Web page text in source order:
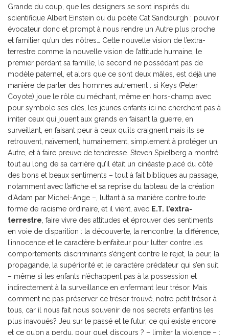
Grande du coup, que les designers se sont inspirés du
scientifique Albert Einstein ou du poète Cat Sandburgh : pouvoir
évocateur donc et prompt à nous rendre un Autre plus proche
et familier qu’un des nôtres… Cette nouvelle vision de l’extra-
terrestre comme la nouvelle vision de l’attitude humaine, le
premier perdant sa famille, le second ne possédant pas de
modèle paternel, et alors que ce sont deux mâles, est déjà une
manière de parler des hommes autrement : si Keys (Peter
Coyote) joue le rôle du méchant, même en hors-champ avec
pour symbole ses clés, les jeunes enfants ici ne cherchent pas à
imiter ceux qui jouent aux grands en faisant la guerre, en
surveillant, en faisant peur à ceux qu’ils craignent mais ils se
retrouvent, naïvement, humainement, simplement à protéger un
Autre, et à faire preuve de tendresse. Steven Spielberg a montré
tout au long de sa carrière qu’il était un cinéaste placé du côté
des bons et beaux sentiments – tout à fait bibliques au passage,
notamment avec l’affiche et sa reprise du tableau de la création
d’Adam par Michel-Ange –, luttant à sa manière contre toute
forme de racisme ordinaire, et il vient, avec E.T. l’extra-
terrestre , faire vivre des attitudes et éprouver des sentiments
en voie de disparition : la découverte, la rencontre, la différence,
l’innocence et le caractère bienfaiteur pour lutter contre les
comportements discriminants s’érigent contre le rejet, la peur, la
propagande, la supériorité et le caractère prédateur qui s’en suit
– même si les enfants n’échappent pas à la possession et
indirectement à la surveillance en enfermant leur trésor. Mais
comment ne pas préserver ce trésor trouvé, notre petit trésor à
tous, car il nous fait nous souvenir de nos secrets enfantins les
plus inavoués? Jeu sur le passé et le futur, ce qui existe encore
et ce qu’on a perdu, pour quel discours ? – limiter la violence – :